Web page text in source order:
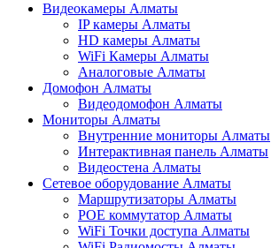
Видеокамеры Алматы
IP камеры Алматы
HD камеры Алматы
WiFi Камеры Алматы
Аналоговые Алматы
Домофон Алматы
Видеодомофон Алматы
Мониторы Алматы
Внутренние мониторы Алматы
Интерактивная панель Алматы
Видеостена Алматы
Сетевое оборудование Алматы
Маршрутизаторы Алматы
POE коммутатор Алматы
WiFi Точки доступа Алматы